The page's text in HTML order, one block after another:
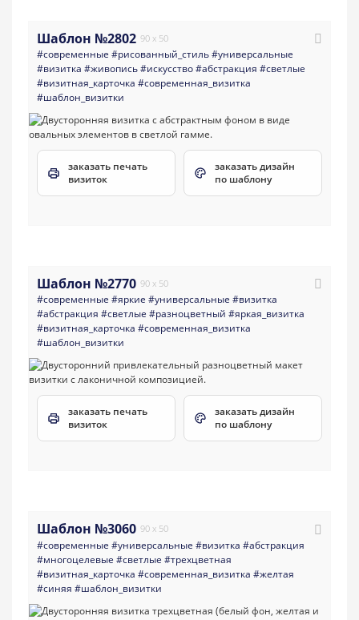
Шаблон №2802 90 x 50
#современные #рисованный_стиль#универсальные
#визитка #живопись#искусство#абстракция #светлые
#визитная_карточка #современная_визитка
#шаблон_визитки
заказать печать
визиток
заказать дизайн
по шаблону
Шаблон №2770 90 x 50
#современные #яркие #универсальные #визитка
#абстракция #светлые #разноцветный #яркая_визитка
#визитная_карточка #современная_визитка
#шаблон_визитки
заказать печать
визиток
заказать дизайн
по шаблону
Шаблон №3060 90 x 50
#современные #универсальные #визитка #абстракция
#многоцелевые #светлые #трехцветная
#визитная_карточка #современная_визитка #желтая
#синяя #шаблон_визитки